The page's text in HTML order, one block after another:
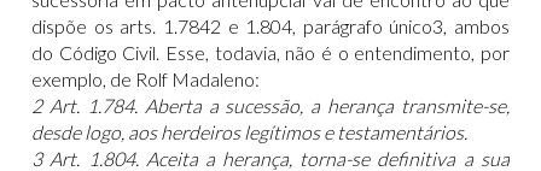
dispõe os arts. 1.7842 e 1.804, parágrafo único3, ambos
do Código Civil. Esse, todavia, não é o entendimento, por
exemplo, de Rolf Madaleno:
2 Art. 1.784. Aberta a sucessão, a herança transmite-se,
desde logo, aos herdeiros legítimos e testamentários.
3 Art. 1.804. Aceita a herança, torna-se definitiva a sua